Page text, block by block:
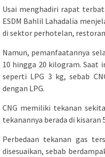
Usai menghadiri rapat
ESDM Bahlil Lahadalia
di sektor perhotelan,
Namun, pemanfaatannya
10 hingga 20 kilogram. Saat
seperti LPG 3 kg, sebab
dengan LPG.
CNG memiliki tekanan
tekanannya berada di kisaran
Perbedaan tekanan gas
disesuaikan, sebab